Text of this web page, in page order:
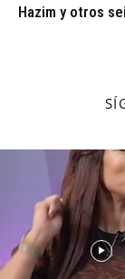
Hazim y otros